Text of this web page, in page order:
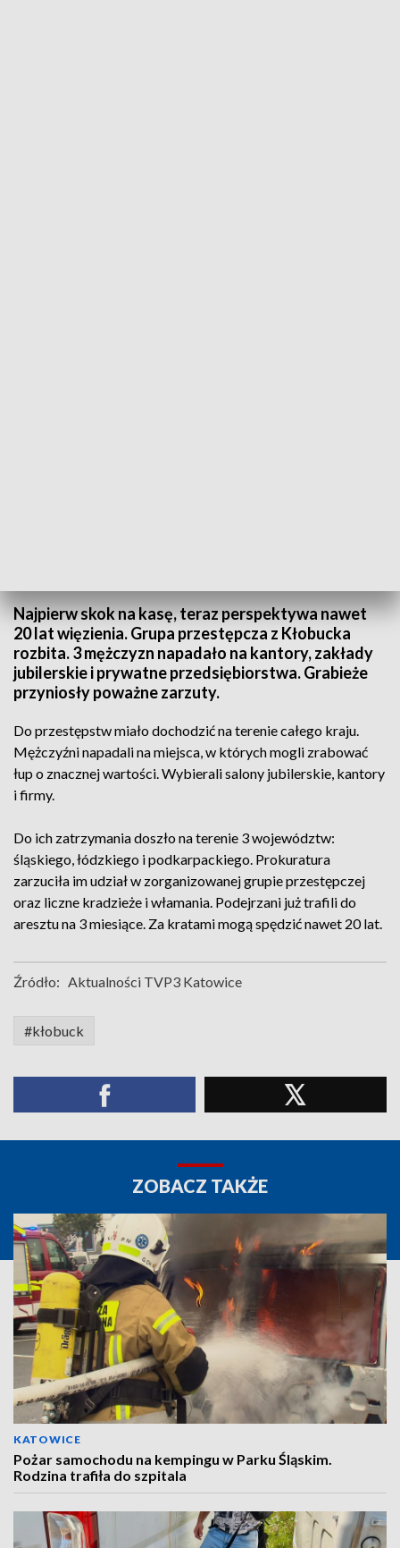
Najpierw skok na kasę, teraz perspektywa nawet
20 lat więzienia. Grupa przestępcza z Kłobucka
rozbita. 3 mężczyzn napadało na kantory, zakłady
jubilerskie i prywatne przedsiębiorstwa. Grabieże
przyniosły poważne zarzuty.
Do przestępstw miało dochodzić na terenie całego kraju.
Mężczyźni napadali na miejsca, w których mogli zrabować
łup o znacznej wartości. Wybierali salony jubilerskie, kantory
i firmy.
Do ich zatrzymania doszło na terenie 3 województw:
śląskiego, łódzkiego i podkarpackiego. Prokuratura
zarzuciła im udział w zorganizowanej grupie przestępczej
oraz liczne kradzieże i włamania. Podejrzani już trafili do
aresztu na 3 miesiące. Za kratami mogą spędzić nawet 20 lat.
Źródło: Aktualności TVP3 Katowice
#kłobuck
ZOBACZ TAKŻE
KATOWICE
Pożar samochodu na kempingu w Parku Śląskim.
Rodzina trafiła do szpitala